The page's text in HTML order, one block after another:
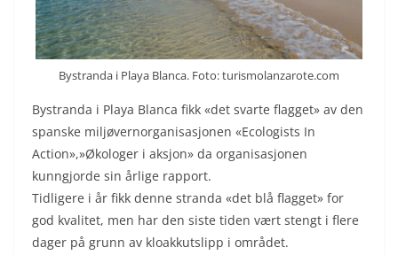
Bystranda i Playa Blanca. Foto: turismolanzarote.com
Bystranda i Playa Blanca fikk «det svarte flagget» av den
spanske miljøvernorganisasjonen «Ecologists In
Action»,»Økologer i aksjon» da organisasjonen
kunngjorde sin årlige rapport.
Tidligere i år fikk denne stranda «det blå flagget» for
god kvalitet, men har den siste tiden vært stengt i flere
dager på grunn av kloakkutslipp i området.